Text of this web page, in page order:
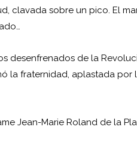
clavada sobre un pico. El
desenfrenados de la
la fraternidad, aplastada por
Jean-Marie Roland de la